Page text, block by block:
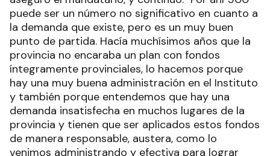
puede ser un número no significativo en cuanto a
la demanda que existe, pero es un muy buen
punto de partida. Hacía muchísimos años que la
provincia no encaraba un plan con fondos
íntegramente provinciales, lo hacemos porque
hay una muy buena administración en el Instituto
y también porque entendemos que hay una
demanda insatisfecha en muchos lugares de la
provincia y tienen que ser aplicados estos fondos
de manera responsable, austera, como lo
venimos administrando y efectiva para lograr